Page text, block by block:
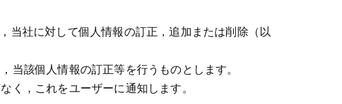
当社に対して個人情報の訂正，追加または削除（以
該個人情報の訂正等を行うものとします。
，これをユーザーに通知します。